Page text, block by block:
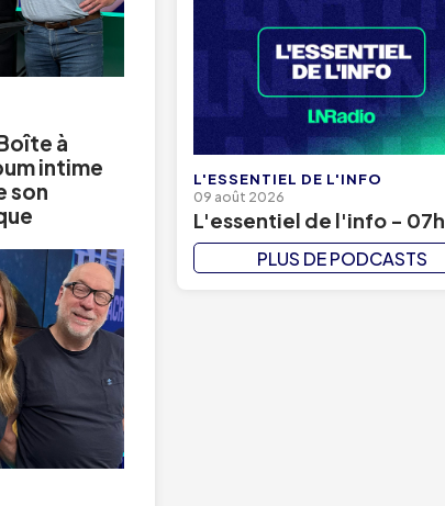
à
intime
son
L'ESSENTIEL DE L'INFO
09 août 2026
L'essentiel de l'info - 07h
PLUS DE PODCASTS